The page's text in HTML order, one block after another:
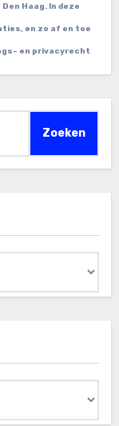
Haag. In deze
en zo af en toe
en privacyrecht